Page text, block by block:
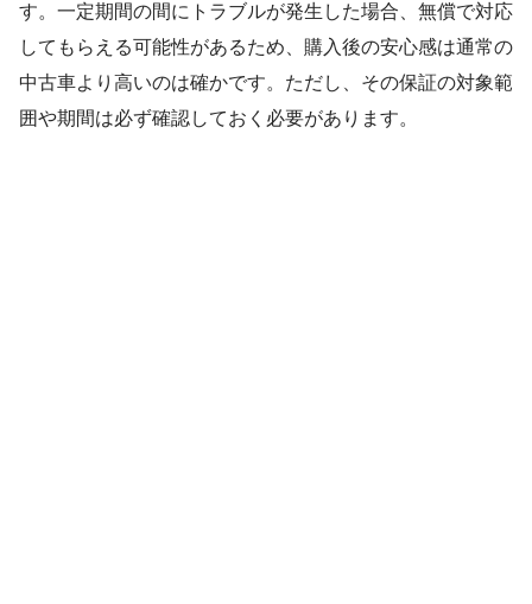
す。一定期間の間にトラブルが発生した場合、無償で対応
してもらえる可能性があるため、購入後の安心感は通常の
中古車より高いのは確かです。ただし、その保証の対象範
囲や期間は必ず確認しておく必要があります。